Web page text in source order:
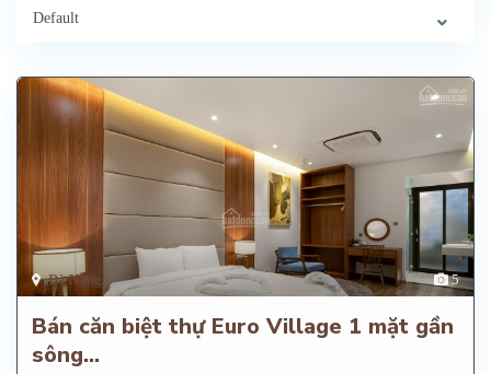
Default
5
Đà Nẵng
Bán căn biệt thự Euro Village 1 mặt gần
sông...